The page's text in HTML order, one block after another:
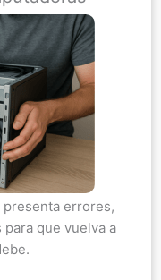
presenta errores,
que vuelva a